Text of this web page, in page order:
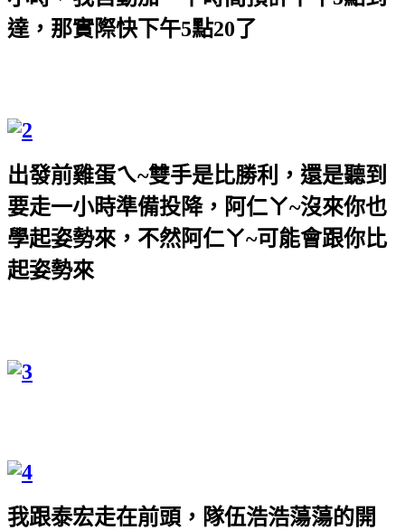
達，那實際快下午5點20了
出發前雞蛋ㄟ~雙手是比勝利，還是聽到
要走一小時準備投降，阿仁ㄚ~沒來你也
學起姿勢來，不然阿仁ㄚ~可能會跟你比
起姿勢來
我跟泰宏走在前頭，隊伍浩浩蕩蕩的開